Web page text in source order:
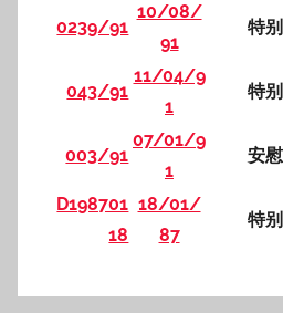
0239/91
10/08/
91
特别
043/91
11/04/9
1
特别
003/91
07/01/9
1
安慰
D198701
18
18/01/
87
特别